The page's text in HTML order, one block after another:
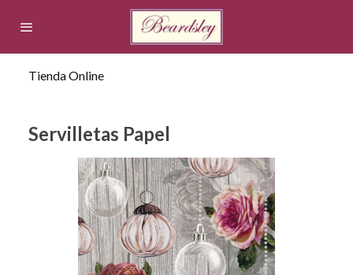
Tienda Online
Servilletas Papel